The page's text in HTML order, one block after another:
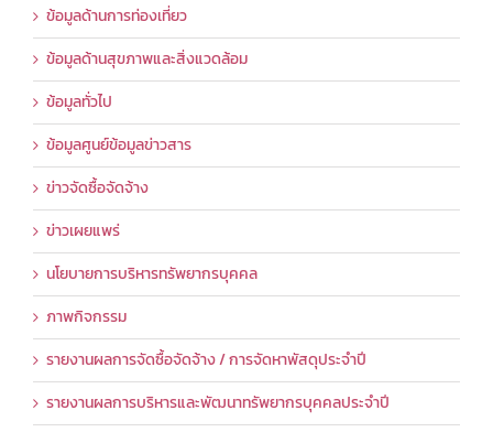
ข้อมูลด้านการท่องเที่ยว
ข้อมูลด้านสุขภาพและสิ่งแวดล้อม
ข้อมูลทั่วไป
ข้อมูลศูนย์ข้อมูลข่าวสาร
ข่าวจัดซื้อจัดจ้าง
ข่าวเผยแพร่
นโยบายการบริหารทรัพยากรบุคคล
ภาพกิจกรรม
รายงานผลการจัดซื้อจัดจ้าง / การจัดหาพัสดุประจำปี
รายงานผลการบริหารและพัฒนาทรัพยากรบุคคลประจำปี